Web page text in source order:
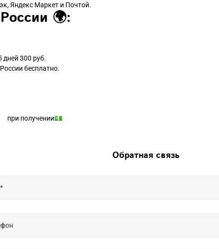
Яндекс Маркет и Почтой.
🌍:
дней 300 руб.
бесплатно.
при получении💵
Обратная связь